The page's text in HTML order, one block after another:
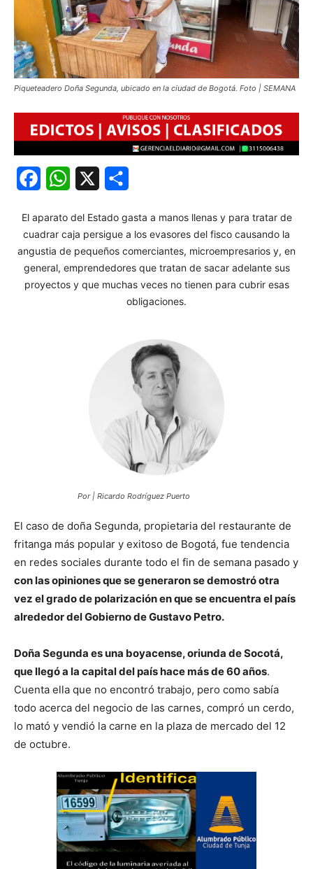
Piqueteadero Doña Segunda, ubicado en la ciudad de Bogotá. Foto | SEMANA
FacebookWhatsApp
El aparato del Estado gasta a manos llenas y para tratar de
cuadrar caja persigue a los evasores del fisco causando la
angustia de pequeños comerciantes, microempresarios y, en
general, emprendedores que tratan de sacar adelante sus
proyectos y que muchas veces no tienen para cubrir esas
obligaciones.
Por | Ricardo Rodríguez Puerto
El caso de doña Segunda, propietaria del restaurante de
fritanga más popular y exitoso de Bogotá, fue tendencia
en redes sociales durante todo el fin de semana pasado y
con las opiniones que se generaron se demostró otra
vez el grado de polarización en que se encuentra el país
alrededor del Gobierno de Gustavo Petro.
Doña Segunda es una boyacense, oriunda de Socotá,
que llegó a la capital del país hace más de 60 años.
Cuenta ella que no encontró trabajo, pero como sabía
todo acerca del negocio de las carnes, compró un cerdo,
lo mató y vendió la carne en la plaza de mercado del 12
de octubre.